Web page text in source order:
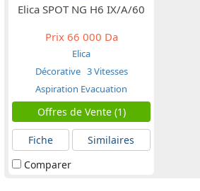
Elica SPOT NG H6 IX/A/60
Prix66 000 Da
Elica
Décorative 3 Vitesses
Aspiration Evacuation
Offres de Vente (1)
Fiche
Similaires
Comparer